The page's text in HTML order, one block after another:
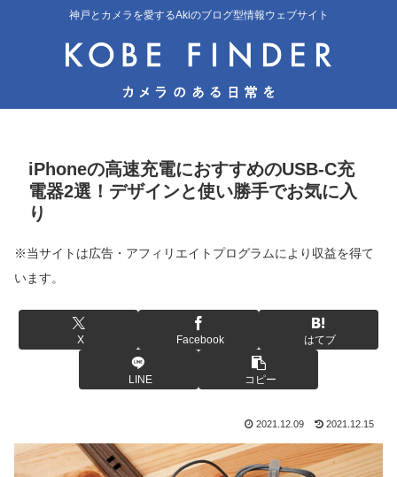
神戸とカメラを愛するAkiのブログ型情報ウェブサイト
iPhoneの高速充電におすすめのUSB-C充
電器2選！デザインと使い勝手でお気に入
り
※当サイトは広告・アフィリエイトプログラムにより収益を得て
います。
X Facebook はてブ
LINE コピー
2021.12.09 2021.12.15